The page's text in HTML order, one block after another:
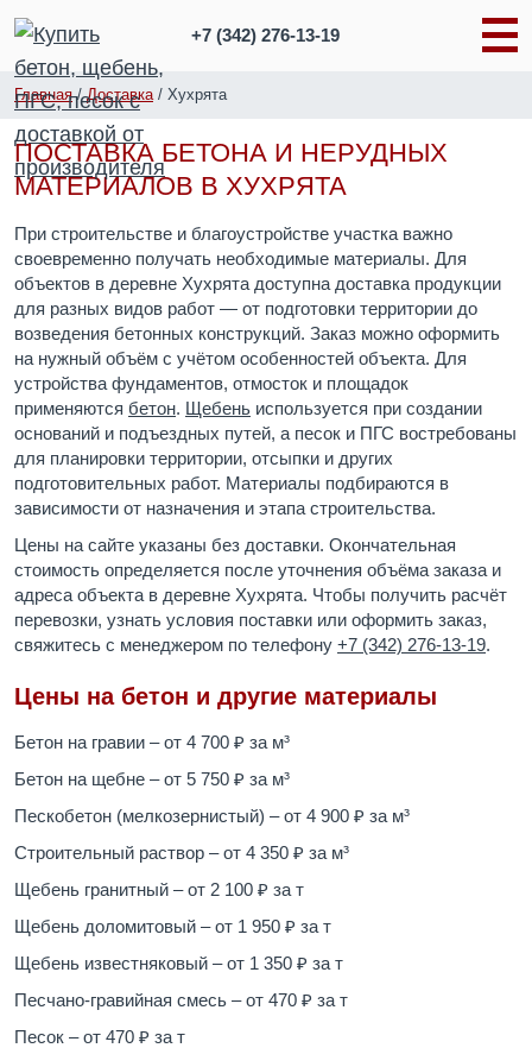
+7 (342)276-13-19
Главная/Доставка/ Хухрята
ПОСТАВКА БЕТОНА И НЕРУДНЫХ
МАТЕРИАЛОВ В ХУХРЯТА
При строительстве и благоустройстве участка важно
своевременно получать необходимые материалы. Для
объектов в деревне Хухрята доступна доставка продукции
для разных видов работ — от подготовки территории до
возведения бетонных конструкций. Заказ можно оформить
на нужный объём с учётом особенностей объекта. Для
устройства фундаментов, отмосток и площадок
применяются бетон. Щебень используется при создании
оснований и подъездных путей, а песок и ПГС востребованы
для планировки территории, отсыпки и других
подготовительных работ. Материалы подбираются в
зависимости от назначения и этапа строительства.
Цены на сайте указаны без доставки. Окончательная
стоимость определяется после уточнения объёма заказа и
адреса объекта в деревне Хухрята. Чтобы получить расчёт
перевозки, узнать условия поставки или оформить заказ,
свяжитесь с менеджером по телефону +7 (342) 276-13-19.
Цены на бетон и другие материалы
Бетон на гравии – от 4 700 ₽ за м³
Бетон на щебне – от 5 750 ₽ за м³
Пескобетон (мелкозернистый) – от 4 900 ₽ за м³
Строительный раствор – от 4 350 ₽ за м³
Щебень гранитный – от 2 100 ₽ за т
Щебень доломитовый – от 1 950 ₽ за т
Щебень известняковый – от 1 350 ₽ за т
Песчано-гравийная смесь – от 470 ₽ за т
Песок – от 470 ₽ за т